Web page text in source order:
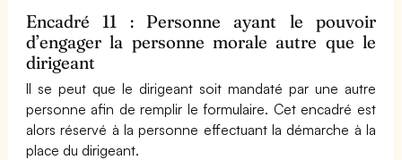
Encadré 11 : Personne ayant le pouvoir
d’engager la personne morale autre que le
dirigeant
Il se peut que le dirigeant soit mandaté par une autre
personne afin de remplir le formulaire. Cet encadré est
alors réservé à la personne effectuant la démarche à la
place du dirigeant.